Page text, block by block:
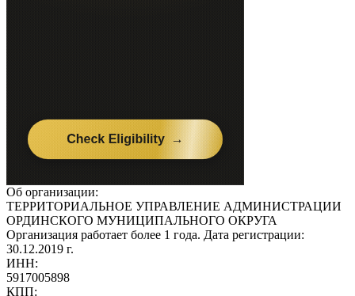
Об организации:
ТЕРРИТОРИАЛЬНОЕ УПРАВЛЕНИЕ АДМИНИСТРАЦИИ
ОРДИНСКОГО МУНИЦИПАЛЬНОГО ОКРУГА
Организация работает более 1 года. Дата регистрации:
30.12.2019 г.
ИНН:
5917005898
КПП: